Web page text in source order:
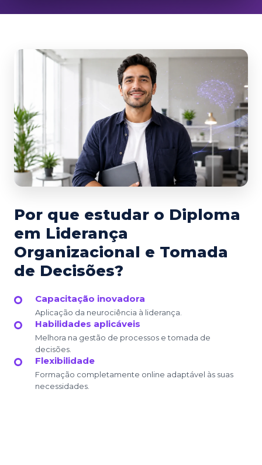
Por que estudar o Diploma
em Liderança
Organizacional e Tomada
de Decisões?
Capacitação inovadora
Aplicação da neurociência à liderança.
Habilidades aplicáveis
Melhora na gestão de processos e tomada de
decisões.
Flexibilidade
Formação completamente online adaptável às suas
necessidades.